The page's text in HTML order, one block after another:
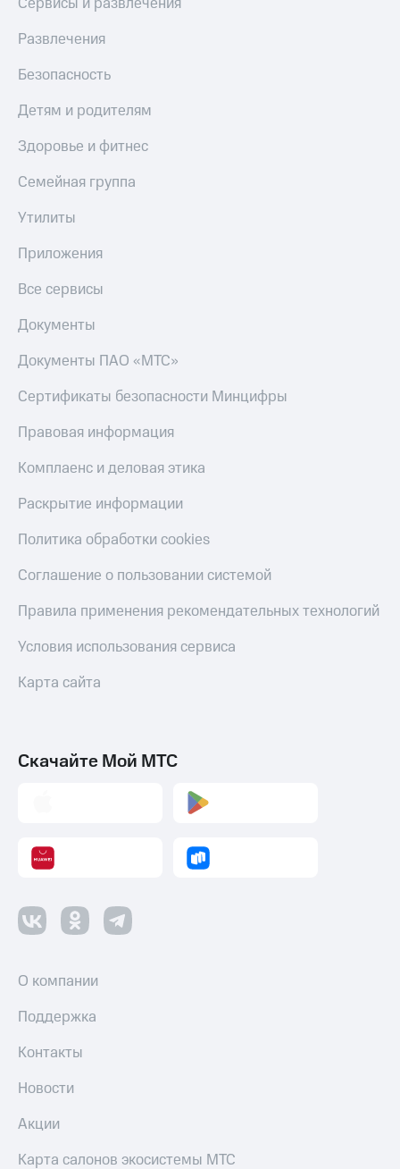
Развлечения
Безопасность
Детям и родителям
Здоровье и фитнес
Семейная группа
Утилиты
Приложения
Все сервисы
Документы
Документы ПАО «МТС»
Сертификаты безопасности Минцифры
Правовая информация
Комплаенс и деловая этика
Раскрытие информации
Политика обработки cookies
Соглашение о пользовании системой
Правила применения рекомендательных технологий
Условия использования сервиса
Карта сайта
Скачайте Мой МТС
О компании
Поддержка
Контакты
Новости
Акции
Карта салонов экосистемы МТС